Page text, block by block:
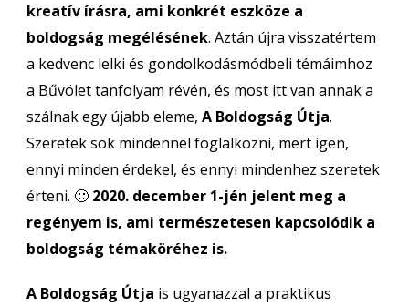
kreatív írásra, ami konkrét eszköze a
boldogság megélésének. Aztán újra visszatértem
a kedvenc lelki és gondolkodásmódbeli témáimhoz
a Bűvölet tanfolyam révén, és most itt van annak a
szálnak egy újabb eleme, A Boldogság Útja.
Szeretek sok mindennel foglalkozni, mert igen,
ennyi minden érdekel, és ennyi mindenhez szeretek
érteni. 🙂 2020. december 1-jén jelent meg a
regényem is, ami természetesen kapcsolódik a
boldogság témaköréhez is.
A Boldogság Útja is ugyanazzal a praktikus